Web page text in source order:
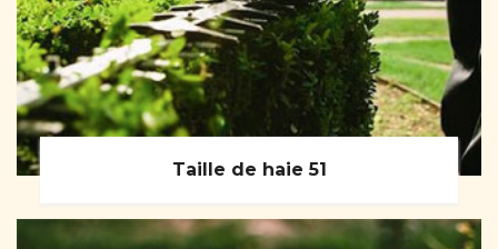
Taille de haie 51